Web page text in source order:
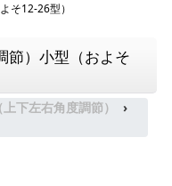
そ12-26型）
節）小型（およそ
下左右角度調節）